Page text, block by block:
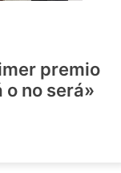
premio
o no será»